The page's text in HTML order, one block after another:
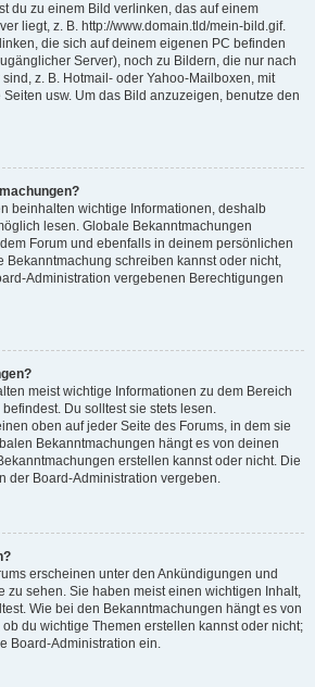
du zu einem Bild verlinken, das auf einem
liegt, z. B. http://www.domain.tld/mein-bild.gif.
die sich auf deinem eigenen PC befinden
Server), noch zu Bildern, die nur nach
z. B. Hotmail- oder Yahoo-Mailboxen, mit
usw. Um das Bild anzuzeigen, benutze den
beinhalten wichtige Informationen, deshalb
lesen. Globale Bekanntmachungen
Forum und ebenfalls in deinem persönlichen
Bekanntmachung schreiben kannst oder nicht,
Administration vergebenen Berechtigungen
meist wichtige Informationen zu dem Bereich
Du solltest sie stets lesen.
oben auf jeder Seite des Forums, in dem sie
Bekanntmachungen hängt es von deinen
erstellen kannst oder nicht. Die
der Board-Administration vergeben.
erscheinen unter den Ankündigungen und
zu sehen. Sie haben meist einen wichtigen Inhalt,
Wie bei den Bekanntmachungen hängt es von
du wichtige Themen erstellen kannst oder nicht;
Board-Administration ein.